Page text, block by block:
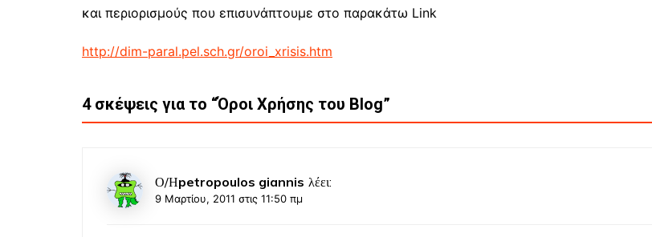
και περιορισμούς που επισυνάπτουμε στο παρακάτω Link
http://dim-paral.pel.sch.gr/oroi_xrisis.htm
4 σκέψεις για το “Όροι Χρήσης του Blog”
Ο/Ηpetropoulos giannis λέει:
9 Μαρτίου, 2011 στις 11:50 πμ